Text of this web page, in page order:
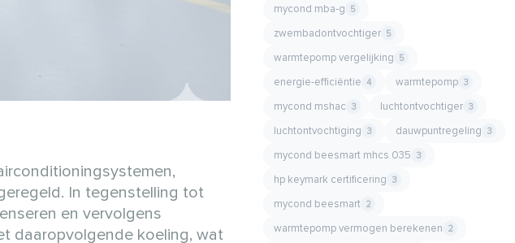
In tegenstelling tot
en vervolgens
daaropvolgende koeling, wat
mycond mba-g 5
zwembadontvochtiger 5
warmtepomp vergelijking 5
energie-efficiëntie 4 warmtepomp 3
mycond mshac 3 luchtontvochtiger 3
luchtontvochtiging 3 dauwpuntregeling 3
mycond beesmart mhcs 035 3
hp keymark certificering 3
mycond beesmart 2
warmtepomp vermogen berekenen 2